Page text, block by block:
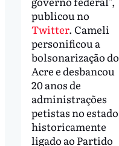
publicou no
Twitter. Cameli
personificou a
bolsonarização do
Acre e desbancou
20 anos de
administrações
petistas no estado
historicamente
ligado ao Partido